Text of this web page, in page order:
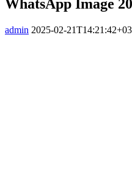
WhatsApp Image
admin 2025-02-